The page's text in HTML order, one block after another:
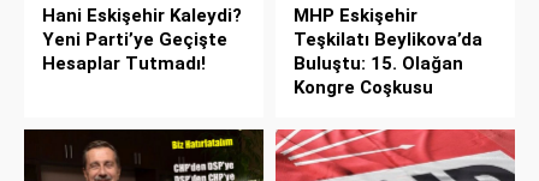
Hani Eskişehir Kaleydi?
Yeni Parti’ye Geçişte
Hesaplar Tutmadı!
MHP Eskişehir
Teşkilatı Beylikova’da
Buluştu: 15. Olağan
Kongre Coşkusu